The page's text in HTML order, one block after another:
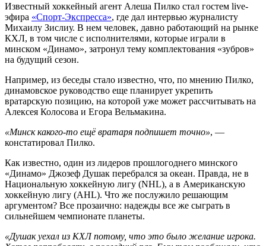
Известный хоккейный агент Алеша Пилко стал гостем live-
эфира «Спорт-Экспресса», где дал интервью журналисту
Михаилу Зислиу. В нем человек, давно работающий на рынке
КХЛ, в том числе с исполнителями, которые играли в
минском «Динамо», затронул тему комплектования «зубров»
на будущий сезон.
Например, из беседы стало известно, что, по мнению Пилко,
динамовское руководство еще планирует укрепить
вратарскую позицию, на которой уже может рассчитывать на
Алексея Колосова и Егора Вельмакина.
«Минск какого-то ещё вратаря подпишет точно», —
констатировал Пилко.
Как известно, один из лидеров прошлогоднего минского
«Динамо» Джозеф Душак перебрался за океан. Правда, не в
Национальную хоккейную лигу (NHL), а в Американскую
хоккейную лигу (AHL). Что же послужило решающим
аргументом? Все прозаично: надежды все же сыграть в
сильнейшем чемпионате планеты.
«Душак уехал из КХЛ потому, что это было желание игрока.